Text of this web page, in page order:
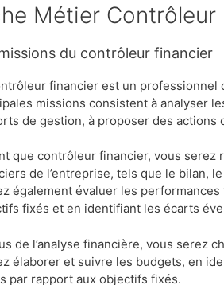
Métier
missions du contrôleur financier
financier est un professionnel
missions consistent à analyser
de gestion, à proposer des
que contrôleur financier, vous serez
de l’entreprise, tels que le bilan,
également évaluer les
fixés et en identifiant les écarts
de l’analyse financière, vous serez
élaborer et suivre les budgets, en
par rapport aux objectifs fixés.